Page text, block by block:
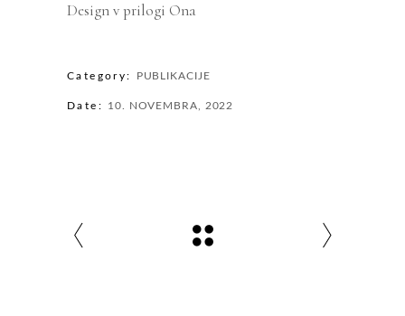
Design v prilogi Ona
Category: PUBLIKACIJE
Date: 10. NOVEMBRA, 2022